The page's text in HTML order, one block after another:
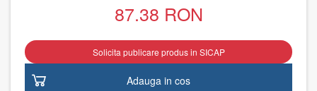
87.38 RON
Solicita publicare produs in SICAP
Adauga in cos